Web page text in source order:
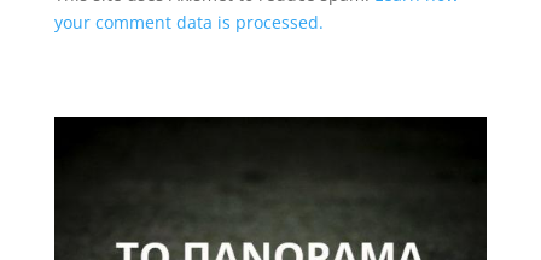
your comment data is processed.